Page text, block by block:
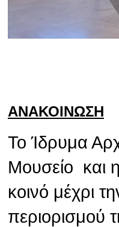
ΑΝΑΚΟΙΝΩΣΗ
Το Ίδρυμα
Μουσείο και
κοινό μέχρι
περιορισμού